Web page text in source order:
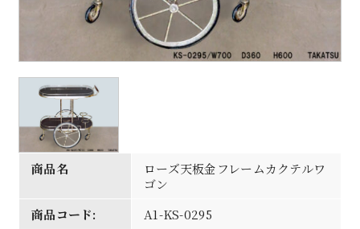
商品名
ローズ天板金フレームカクテルワ
ゴン
商品コード:
A1-KS-0295